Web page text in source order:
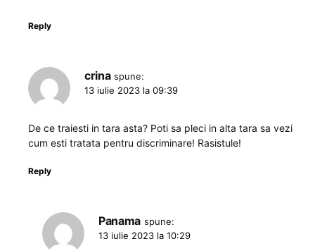
Reply
crina spune:
13 iulie 2023 la 09:39
De ce traiesti in tara asta? Poti sa pleci in alta tara sa vezi
cum esti tratata pentru discriminare! Rasistule!
Reply
Panama spune:
13 iulie 2023 la 10:29